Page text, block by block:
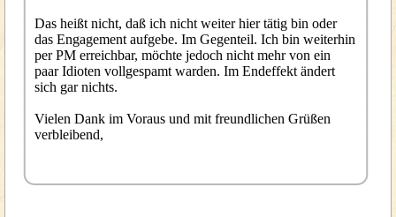
Das heißt nicht, daß ich nicht weiter hier tätig bin oder
das Engagement aufgebe. Im Gegenteil. Ich bin weiterhin
per PM erreichbar, möchte jedoch nicht mehr von ein
paar Idioten vollgespamt warden. Im Endeffekt ändert
sich gar nichts.
Vielen Dank im Voraus und mit freundlichen Grüßen
verbleibend,